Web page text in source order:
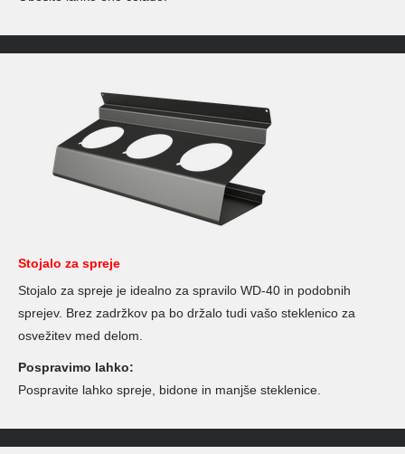
Stojalo za spreje
Stojalo za spreje je idealno za spravilo WD-40 in podobnih
sprejev. Brez zadržkov pa bo držalo tudi vašo steklenico za
osvežitev med delom.
Pospravimo lahko:
Pospravite lahko spreje, bidone in manjše steklenice.